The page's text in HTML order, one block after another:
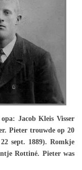
Jacob Kleis Visser
Pieter trouwde op 20
sept. 1889). Romkje
Rottiné. Pieter was